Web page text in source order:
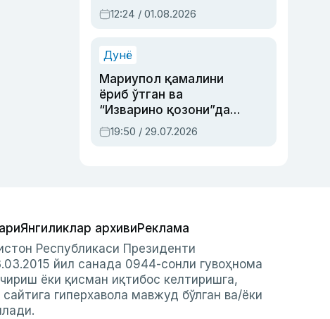
Абдулла Ориповни
сиёсий айбловлардан
12:24 / 01.08.2026
Дунё
Мариупол қамалини
ёриб ўтган ва
“Изварино қозони”дан
чиққан қаҳрамон —
Украина армияси бош
19:50 / 29.07.2026
Янгиликлар архивиРеклама
Республикаси Президенти
йил санада 0944-сонли гувоҳнома
ёки қисман иқтибос келтиришга,
гиперхавола мавжуд бўлган ва/ёки